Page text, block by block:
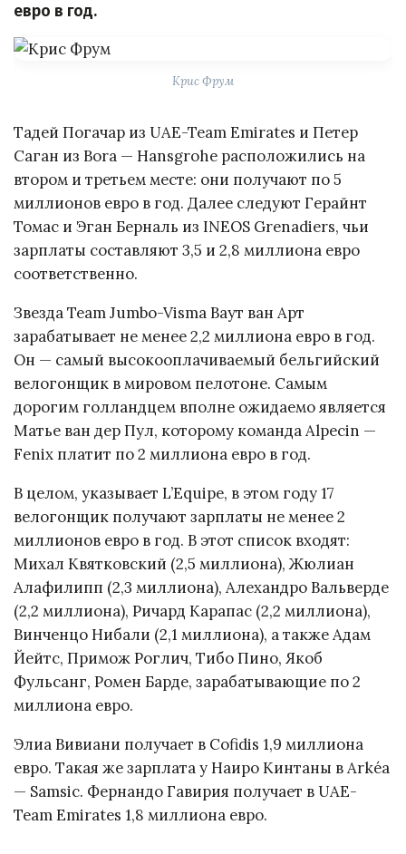
евро в год.
Крис Фрум
Тадей Погачар из UAE-Team Emirates и Петер
Саган из Bora — Hansgrohe расположились на
втором и третьем месте: они получают по 5
миллионов евро в год. Далее следуют Герайнт
Томас и Эган Берналь из INEOS Grenadiers, чьи
зарплаты составляют 3,5 и 2,8 миллиона евро
соответственно.
Звезда Team Jumbo-Visma Ваут ван Арт
зарабатывает не менее 2,2 миллиона евро в год.
Он — самый высокооплачиваемый бельгийский
велогонщик в мировом пелотоне. Самым
дорогим голландцем вполне ожидаемо является
Матье ван дер Пул, которому команда Alpecin —
Fenix платит по 2 миллиона евро в год.
В целом, указывает L’Equipe, в этом году 17
велогонщик получают зарплаты не менее 2
миллионов евро в год. В этот список входят:
Михал Квятковский (2,5 миллиона), Жюлиан
Алафилипп (2,3 миллиона), Алехандро Вальверде
(2,2 миллиона), Ричард Карапас (2,2 миллиона),
Винченцо Нибали (2,1 миллиона), а также Адам
Йейтс, Примож Роглич, Тибо Пино, Якоб
Фульсанг, Ромен Барде, зарабатывающие по 2
миллиона евро.
Элиа Вивиани получает в Cofidis 1,9 миллиона
евро. Такая же зарплата у Наиро Кинтаны в Arkéa
— Samsic. Фернандо Гавирия получает в UAE-
Team Emirates 1,8 миллиона евро.